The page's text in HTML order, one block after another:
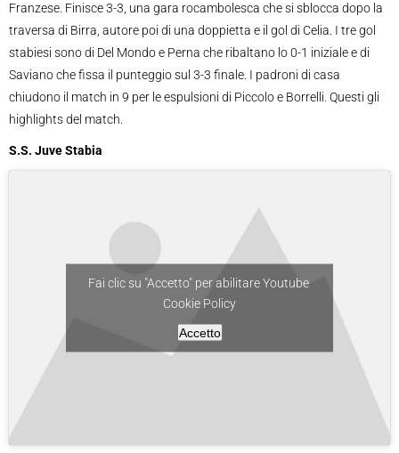
Franzese. Finisce 3-3, una gara rocambolesca che si sblocca dopo la
traversa di Birra, autore poi di una doppietta e il gol di Celia. I tre gol
stabiesi sono di Del Mondo e Perna che ribaltano lo 0-1 iniziale e di
Saviano che fissa il punteggio sul 3-3 finale. I padroni di casa
chiudono il match in 9 per le espulsioni di Piccolo e Borrelli. Questi gli
highlights del match.
S.S. Juve Stabia
Fai clic su "Accetto" per abilitare Youtube
Cookie Policy
Accetto